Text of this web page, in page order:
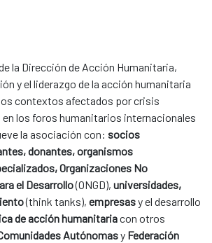
la Dirección de Acción Humanitaria,
y el liderazgo de la acción humanitaria
contextos afectados por crisis
los foros humanitarios internacionales
la asociación con: socios
donantes, organismos
Organizaciones No
el Desarrollo(ONGD), universidades,
(think tanks), empresasy el desarrollo
de acción humanitariacon otros
Autónomasy Federación